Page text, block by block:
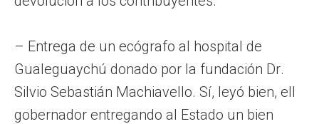
– Entrega de un ecógrafo al hospital de
Gualeguaychú donado por la fundación Dr.
Silvio Sebastián Machiavello. Sí, leyó bien, ell
gobernador entregando al Estado un bien